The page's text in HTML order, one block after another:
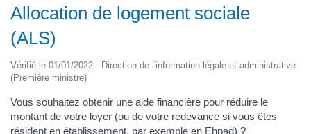
Allocation de logement sociale
(ALS)
Vérifié le 01/01/2022 - Direction de l'information légale et administrative
(Première ministre)
Vous souhaitez obtenir une aide financière pour réduire le
montant de votre loyer (ou de votre redevance si vous êtes
résident en établissement, par exemple en Ehpad) ?